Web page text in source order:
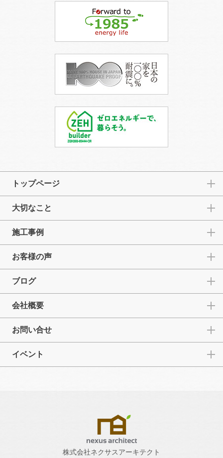
トップページ
大切なこと
施工事例
お客様の声
ブログ
会社概要
お問い合せ
イベント
株式会社ネクサスアーキテクト